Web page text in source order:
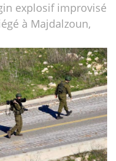
explosif improvisé
à Majdalzoun,